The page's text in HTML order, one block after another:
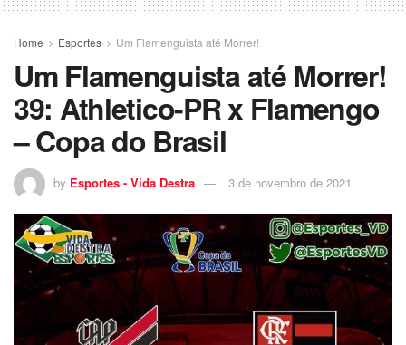
Home Esportes Um Flamenguista até Morrer!
Um Flamenguista até Morrer!
39: Athletico-PR x Flamengo
– Copa do Brasil
by Esportes - Vida Destra 3 de novembro de 2021